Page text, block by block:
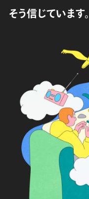
そう信じています。